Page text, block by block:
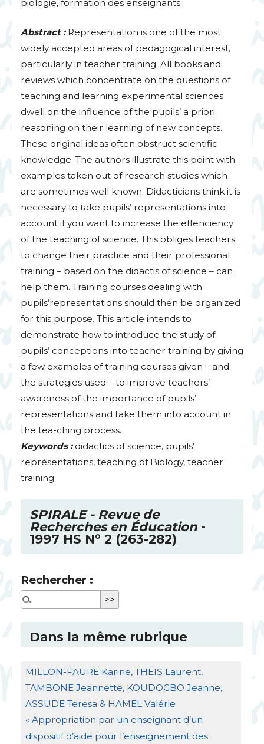
biologie, formation des enseignants.
Abstract : Representation is one of the most
widely accepted areas of pedagogical interest,
particularly in teacher training. All books and
reviews which concentrate on the questions of
teaching and learning experimental sciences
dwell on the influence of the pupils’ a priori
reasoning on their learning of new concepts.
These original ideas often obstruct scientific
knowledge. The authors illustrate this point with
examples taken out of research studies which
are sometimes well known. Didacticians think it is
necessary to take pupils’ representations into
account if you want to increase the effenciency
of the teaching of science. This obliges teachers
to change their practice and their professional
training – based on the didactis of science – can
help them. Training courses dealing with
pupils’representations should then be organized
for this purpose. This article intends to
demonstrate how to introduce the study of
pupils’ conceptions into teacher training by giving
a few examples of training courses given – and
the strategies used – to improve teachers’
awareness of the importance of pupils’
representations and take them into account in
the tea-ching process.
Keywords : didactics of science, pupils’
représentations, teaching of Biology, teacher
training.
SPIRALE- Revue de
Recherches en Éducation -
1997 HS N° 2 (263-282)
Rechercher :
Dans la même rubrique
MILLON-FAUREKarine, THEIS Laurent,
TAMBONEJeannette, KOUDOGBO Jeanne,
ASSUDETeresa & HAMELValérie
« Appropriation par un enseignant d’un
dispositif d’aide pour l’enseignement des